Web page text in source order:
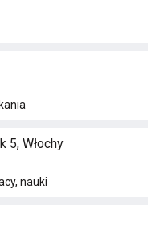
5, Włochy
nauki